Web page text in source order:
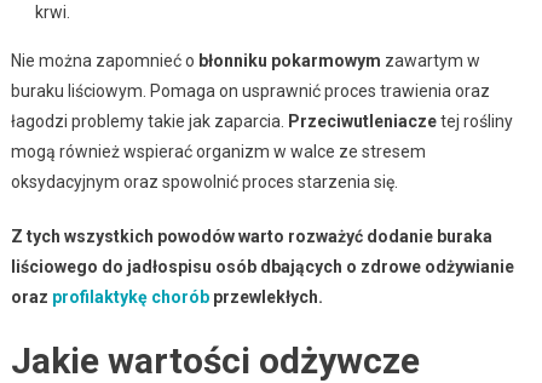
krwi.
Nie można zapomnieć o błonniku pokarmowym zawartym w
buraku liściowym. Pomaga on usprawnić proces trawienia oraz
łagodzi problemy takie jak zaparcia.
Przeciwutleniaczetej rośliny
mogą również wspierać organizm w walce ze stresem
oksydacyjnym oraz spowolnić proces starzenia się.
Z tych wszystkich powodów warto rozważyć dodanie buraka
liściowego do jadłospisu osób dbających o zdrowe odżywianie
oraz profilaktykę choróbprzewlekłych.
Jakie wartości odżywcze